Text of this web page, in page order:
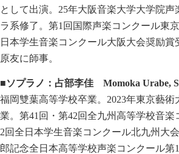
として出演。25年大阪音楽大学大学院
ラ系修了。第1回国際声楽コンクール東
日本学生音楽コンクール大阪大会奨励
原友に師事。
■ソプラノ：占部李佳 Momoka Urabe,
福岡雙葉高等学校卒業。2023年東京藝
業。第41回・第42回全九州高等学校音楽
2回全日本学生音楽コンクール北九州大
郎記念全日本高等学校声楽コンクール第